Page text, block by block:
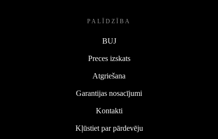
PALĪDZĪBA
BUJ
Preces izskats
Atgriešana
Garantijas nosacījumi
Kontakti
Kļūstiet par pārdevēju